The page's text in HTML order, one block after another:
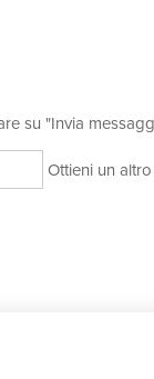
su "Invia
Ottieni un